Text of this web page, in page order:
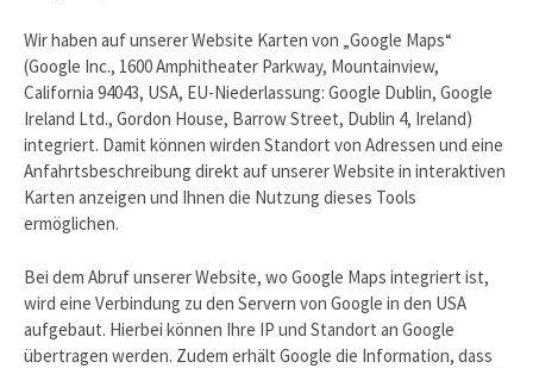
Wir haben auf unserer Website Karten von „Google Maps“
(Google Inc., 1600 Amphitheater Parkway, Mountainview,
California 94043, USA, EU-Niederlassung: Google Dublin, Google
Ireland Ltd., Gordon House, Barrow Street, Dublin 4, Ireland)
integriert. Damit können wirden Standort von Adressen und eine
Anfahrtsbeschreibung direkt auf unserer Website in interaktiven
Karten anzeigen und Ihnen die Nutzung dieses Tools
ermöglichen.
Bei dem Abruf unserer Website, wo Google Maps integriert ist,
wird eine Verbindung zu den Servern von Google in den USA
aufgebaut. Hierbei können Ihre IP und Standort an Google
übertragen werden. Zudem erhält Google die Information, dass